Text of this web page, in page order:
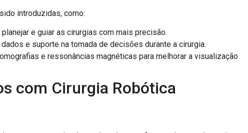
introduzidas, como:
e guiar as cirurgias com mais precisão.
e suporte na tomada de decisões durante a cirurgia.
e ressonâncias magnéticas para melhorar a visualização
com Cirurgia Robótica